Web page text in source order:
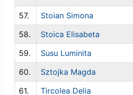
57.
Stoian Simona
58.
Stoica Elisabeta
59.
Susu Luminita
60.
Sztojka Magda
61.
Tircolea Delia